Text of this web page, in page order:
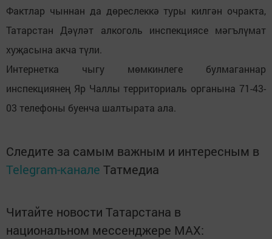
Фактлар чыннан да дөреслеккә туры килгән очракта,
Татарстан Дәүләт алкоголь инспекциясе мәгълүмат
хуҗасына акча түли.
Интернетка чыгу мөмкинлеге булмаганнар
инспекциянең Яр Чаллы территориаль органына 71-43-
03 телефоны буенча шалтырата ала.
Следите за самым важным и интересным в
Telegram-канале Татмедиа
Читайте новости Татарстана в
национальном мессенджере MАХ: